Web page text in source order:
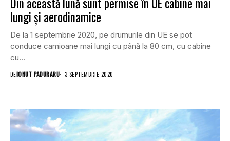
lungi și aerodinamice
De la 1 septembrie 2020, pe drumurile din UE se pot
conduce camioane mai lungi cu până la 80 cm, cu cabine
cu...
DEIONUT PADURARU 3 SEPTEMBRIE 2020